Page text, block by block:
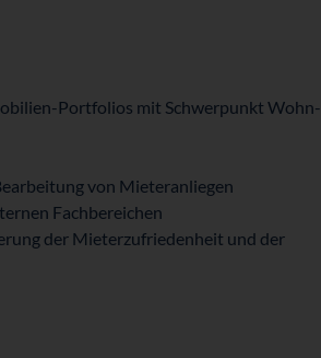
Portfolios mit Schwer­punkt Wohn­
von Mieter­anliegen
Fach­bereichen
der Mieter­zufrieden­heit und der